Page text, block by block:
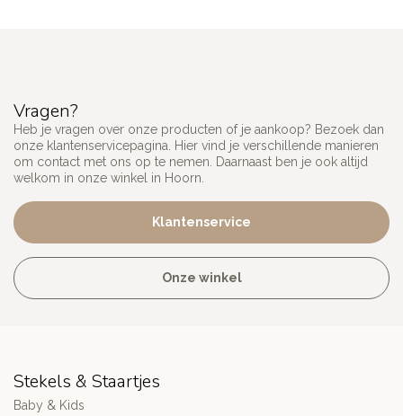
Vragen?
Heb je vragen over onze producten of je aankoop? Bezoek dan
onze klantenservicepagina. Hier vind je verschillende manieren
om contact met ons op te nemen. Daarnaast ben je ook altijd
welkom in onze winkel in Hoorn.
Klantenservice
Onze winkel
Stekels & Staartjes
Baby & Kids